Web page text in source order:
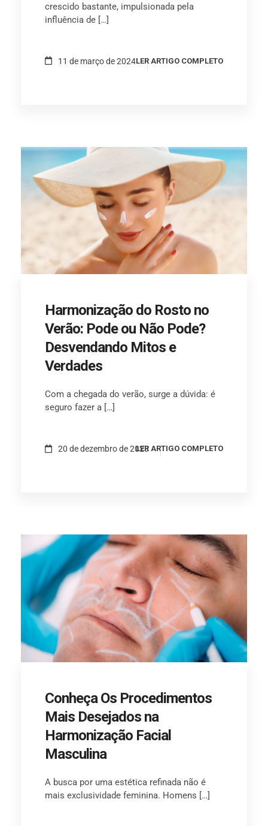
crescido bastante, impulsionada pela
influência de […]
11 de março de 2024LER ARTIGO COMPLETO
Harmonização do Rosto no
Verão: Pode ou Não Pode?
Desvendando Mitos e
Verdades
Com a chegada do verão, surge a dúvida: é
seguro fazer a […]
20 de dezembro de 2023LER ARTIGO COMPLETO
Conheça Os Procedimentos
Mais Desejados na
Harmonização Facial
Masculina
A busca por uma estética refinada não é
mais exclusividade feminina. Homens […]